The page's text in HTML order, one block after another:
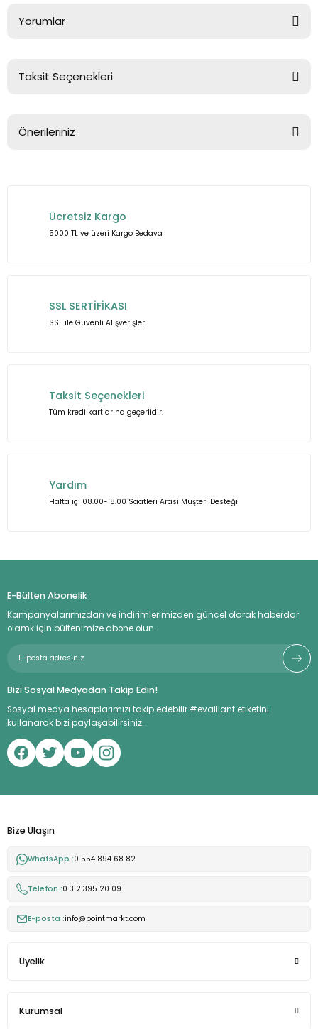
Yorumlar
Taksit Seçenekleri
Önerileriniz
Görüş ve önerileriniz için teşekkür ederiz.
Ürün fiyatı diğer sitelerden daha pahalı.
Ücretsiz Kargo
5000 TL ve üzeri Kargo Bedava
SSL SERTİFİKASI
SSL ile Güvenli Alışverişler.
Taksit Seçenekleri
Tüm kredi kartlarına geçerlidir.
Yardım
Hafta içi 08.00-18.00 Saatleri Arası Müşteri Desteği
E-Bülten Abonelik
Kampanyalarımızdan ve indirimlerimizden güncel olarak haberdar
olamk için bültenimize abone olun.
Bizi Sosyal Medyadan Takip Edin!
Sosyal medya hesaplarımızı takip edebilir #evaillant etiketini
kullanarak bizi paylaşabilirsiniz.
Üyelik
Kurumsal
Bize Ulaşın
WhatsApp :0 554 894 68 82
Telefon :0 312 395 20 09
E-posta :info@pointmarkt.com